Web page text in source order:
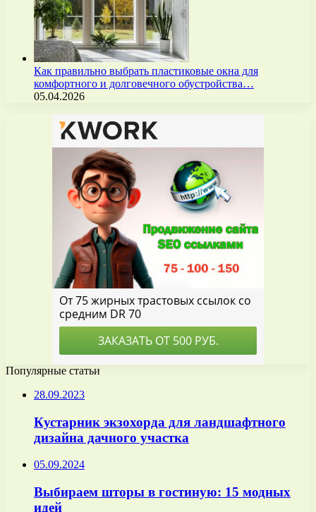
Как правильно выбрать пластиковые окна для
комфортного и долговечного обустройства…
05.04.2026
Популярные статьи
28.09.2023
Кустарник экзохорда для ландшафтного
дизайна дачного участка
05.09.2024
Выбираем шторы в гостиную: 15 модных
идей